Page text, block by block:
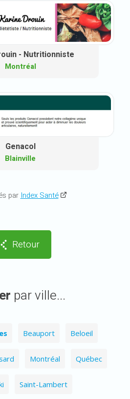
- Nutritionniste
Montréal
Genacol
Blainville
par Index Santé
Retour
par ville...
Beauport Beloeil
Montréal Québec
Saint-Lambert